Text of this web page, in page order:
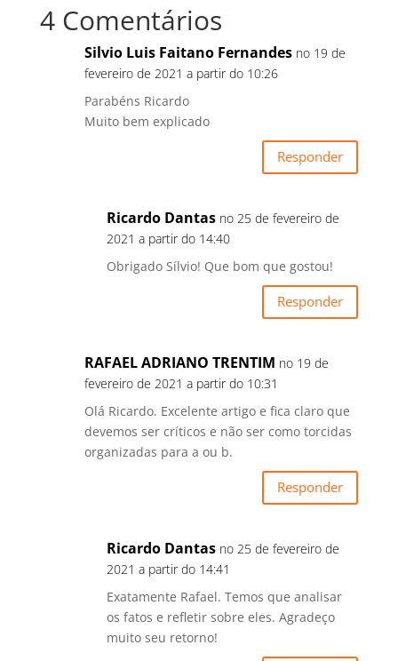
4 Comentários
Silvio Luis Faitano Fernandes no 19 de
fevereiro de 2021 a partir do 10:26
Parabéns Ricardo
Muito bem explicado
Responder
Ricardo Dantas no 25 de fevereiro de
2021 a partir do 14:40
Obrigado Sílvio! Que bom que gostou!
Responder
RAFAEL ADRIANO TRENTIM no 19 de
fevereiro de 2021 a partir do 10:31
Olá Ricardo. Excelente artigo e fica claro que
devemos ser críticos e não ser como torcidas
organizadas para a ou b.
Responder
Ricardo Dantas no 25 de fevereiro de
2021 a partir do 14:41
Exatamente Rafael. Temos que analisar
os fatos e refletir sobre eles. Agradeço
muito seu retorno!